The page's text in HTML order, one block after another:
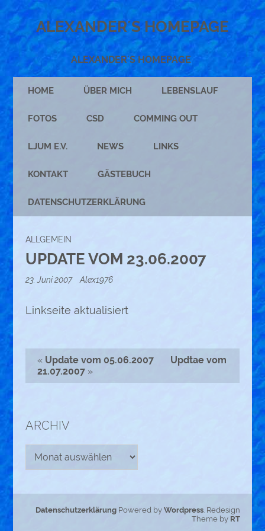
ALEXANDER´S HOMEPAGE
ALEXANDER´S HOMEPAGE
HOME ÜBER MICH LEBENSLAUF
FOTOS CSD COMMING OUT
LJUM E.V. NEWS LINKS
KONTAKT GÄSTEBUCH
DATENSCHUTZERKLÄRUNG
ALLGEMEIN
UPDATE VOM 23.06.2007
23. Juni 2007 Alex1976
Linkseite aktualisiert
« Update vom 05.06.2007
Updtae vom
21.07.2007»
ARCHIV
Archiv
DatenschutzerklärungPowered by Wordpress. Redesign
Theme by RT